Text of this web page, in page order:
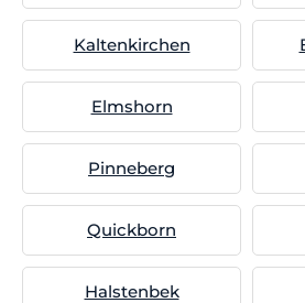
Kaltenkirchen
Elmshorn
Pinneberg
Quickborn
Halstenbek